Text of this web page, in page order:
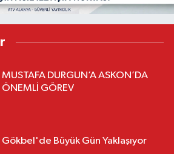
MUSTAFA DURGUN’A ASKON’DA
ÖNEMLİ GÖREV
Gökbel'de Büyük Gün Yaklaşıyor